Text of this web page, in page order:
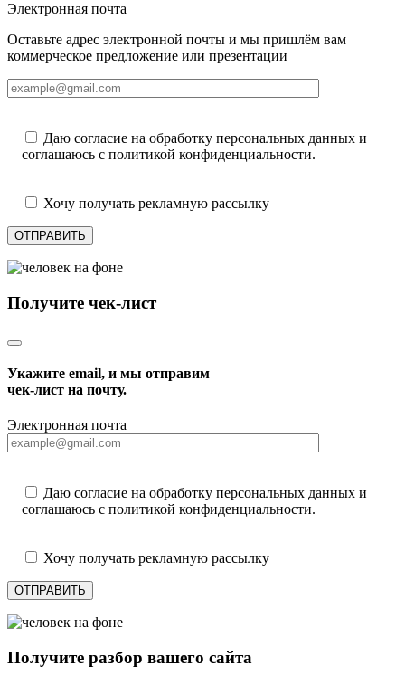
Электронная почта
Оставьте адрес электронной почты и мы пришлём вам
коммерческое предложение или презентации
Даю согласие на обработку персональных данных и
соглашаюсь с политикой конфиденциальности.
Хочу получать рекламную рассылку
ОТПРАВИТЬ
Получите чек-лист
Укажите email, и мы отправим
чек-лист на почту.
Электронная почта
Даю согласие на обработку персональных данных и
соглашаюсь с политикой конфиденциальности.
Хочу получать рекламную рассылку
ОТПРАВИТЬ
Получите разбор вашего сайта